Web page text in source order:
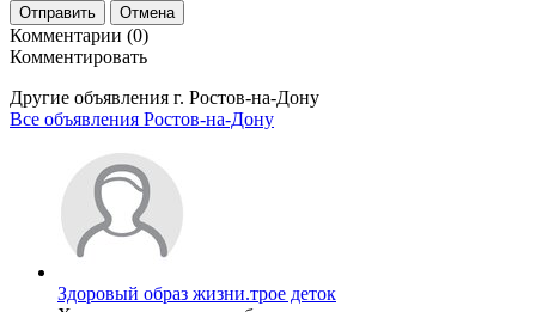
Отправить Отмена
Комментарии (0)
Комментировать
Другие объявления г. Ростов-на-Дону
Все объявления Ростов-на-Дону
Здоровый образ жизни.трое деток